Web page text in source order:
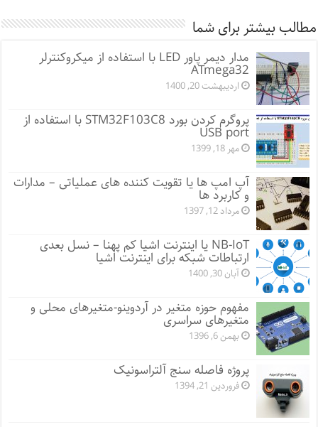
مطالب بیشتر برای شما
مدار دیمر پاور LED با استفاده از میکروکنترلر
ATmega32
اردیبهشت 20, 1400
پروگرم کردن بورد STM32F103C8 با استفاده از
USB port
مهر 18, 1399
آپ امپ ها یا تقویت کننده های عملیاتی – مدارات
و کاربرد ها
مرداد 12, 1397
NB-IoT یا اینترنت اشیا کم پهنا – نسل بعدی
ارتباطات شبکه برای اینترنت اشیا
آبان 30, 1400
مفهوم حوزه متغیر در آردوینو-متغیرهای محلی و
متغیرهای سراسری
بهمن 6, 1396
پروژه فاصله سنج آلتراسونیک
فروردین 21, 1394